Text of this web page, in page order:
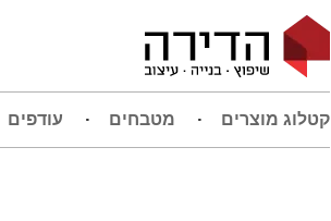
קטלוג מוצרים מטבחים עודפים